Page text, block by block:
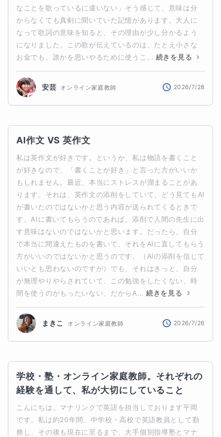
なことを歌っているに違いない」そう感じて、意味は分
からなくても真剣に聞いていた記憶があります。大人に
なって歌詞の意味を知ると、その理由が少し分かるよう
になりました。この歌が伝えているのは、たとえ小さな
お金でも、誰かを思いやるために使うこ... 続きを見る
安芸 オンライン家庭教師 2026/7/28
AI作文 VS 英作文
私は英作文が好きです。というか、私は物語を書くこと
が好きなので、「書くことが好き」と言った方がいいか
もしれません。最近、本当にストレスが溜まることがあ
ります。それは、英作文の添削をしていて、どう見てもAI
が書いたのではないかと思う内容が送られてくるときで
す。AIに書いてもらうのであれば、添削で人間の先生に出
す意味はないのではないかと思います。だったら、自分
で本当に間違えたものを書いて、それをAIに直してもらう
方がいいのではないかと思うのです。（AIの添削を信じて
いいとも思わないのですが）でも、それはきっと、自分
が無理やりやらされていて、この勉強をしたくない、時
間を使うのがもったいない、だからA... 続きを見る
まきこ オンライン家庭教師 2026/7/26
学校・塾・オンライン家庭教師。それぞれの
経験を通して、私が大切にしていること
こんにちは。マナリンクで英語を担当しております平岡
です。私は約20年間、中学校・高校で英語教員として勤
務し、その後も現在に至るまで、大手個別指導塾とマナ